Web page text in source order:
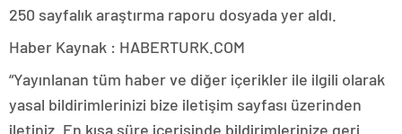
250 sayfalık araştırma raporu dosyada yer aldı.
Haber Kaynak : HABERTURK.COM
“Yayınlanan tüm haber ve diğer içerikler ile ilgili olarak
yasal bildirimlerinizi bize iletişim sayfası üzerinden
iletiniz. En kısa süre içerisinde bildirimlerinize geri